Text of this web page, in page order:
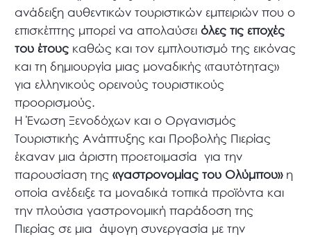
ανάδειξη αυθεντικών τουριστικών εμπειριών που ο
επισκέπτης μπορεί να απολαύσειόλες τις εποχές
του έτους καθώς και τον εμπλουτισμό της εικόνας
και τη δημιουργία μιας μοναδικής «ταυτότητας»
για ελληνικούς ορεινούς τουριστικούς
προορισμούς.
Η Ένωση Ξενοδόχων και ο Οργανισμός
Τουριστικής Ανάπτυξης και Προβολής Πιερίας
έκαναν μια άριστη προετοιμασία για την
παρουσίαση της«γαστρονομίας του Ολύμπου»η
οποία ανέδειξε τα μοναδικά τοπικά προϊόντα και
την πλούσια γαστρονομική παράδοση της
Πιερίας σε μια άψογη συνεργασία με την